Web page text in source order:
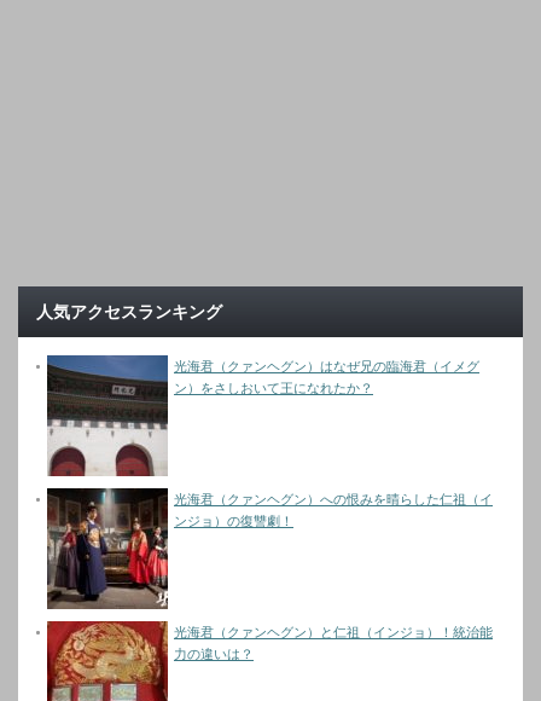
人気アクセスランキング
光海君（クァンヘグン）はなぜ兄の臨海君（イメグ
ン）をさしおいて王になれたか？
光海君（クァンヘグン）への恨みを晴らした仁祖（イ
ンジョ）の復讐劇！
光海君（クァンヘグン）と仁祖（インジョ）！統治能
力の違いは？